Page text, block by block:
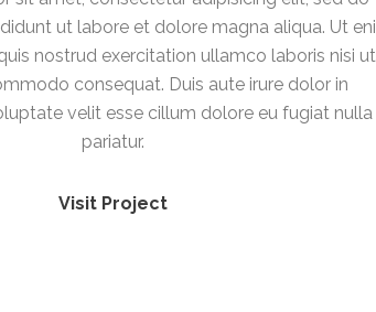
ut labore et dolore magna aliqua. Ut
nostrud exercitation ullamco laboris nisi ut
consequat. Duis aute irure dolor in
velit esse cillum dolore eu fugiat nulla
pariatur.
Visit Project